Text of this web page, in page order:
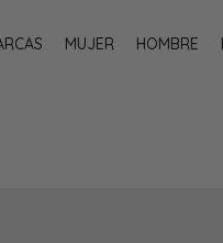
MUJER HOMBRE